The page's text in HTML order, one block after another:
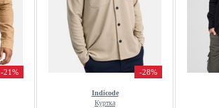
-21% -28%
Indicode
Куртка